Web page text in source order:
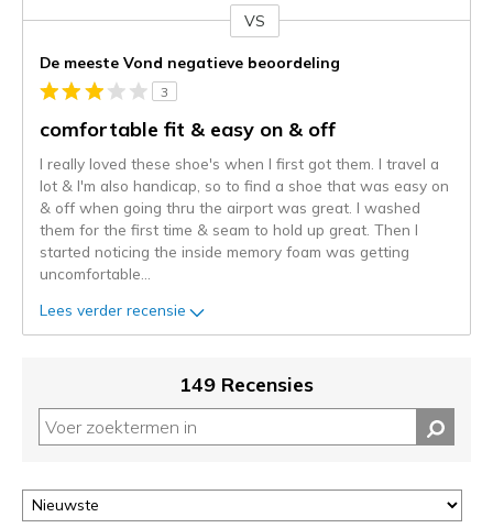
content
wordt
momenteel
gemigreerd
de
niejee
page_id.
kunt
de
status
van
deze
of
door
VS
De meeste Vond negatieve beoordeling
3
comfortable fit & easy on & off
I really loved these shoe's when I first got them. I travel a
lot & I'm also handicap, so to find a shoe that was easy on
& off when going thru the airport was great. I washed
them for the first time & seam to hold up great. Then I
started noticing the inside memory foam was getting
uncomfortable
Lees verder recensie
149 Recensies